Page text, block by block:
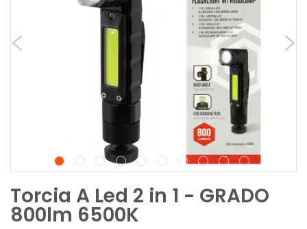
Torcia A Led 2 in 1 - GRADO
800lm 6500K